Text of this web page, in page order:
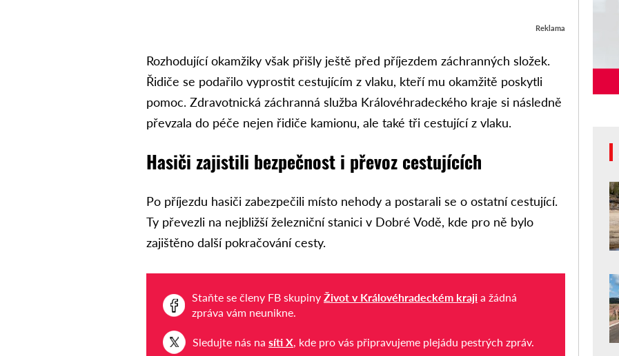
Reklama
Rozhodující okamžiky však přišly ještě před příjezdem záchranných složek.
Řidiče se podařilo vyprostit cestujícím z vlaku, kteří mu okamžitě poskytli
pomoc. Zdravotnická záchranná služba Královéhradeckého kraje si následně
převzala do péče nejen řidiče kamionu, ale také tři cestující z vlaku.
Hasiči zajistili bezpečnost i převoz cestujících
Po příjezdu hasiči zabezpečili místo nehody a postarali se o ostatní cestující.
Ty převezli na nejbližší železniční stanici v Dobré Vodě, kde pro ně bylo
zajištěno další pokračování cesty.
Staňte se členy FB skupinyŽivot v Královéhradeckém kraji a žádná
zpráva vám neunikne.
Sledujte nás nasíti X, kde pro vás připravujeme plejádu pestrých zpráv.